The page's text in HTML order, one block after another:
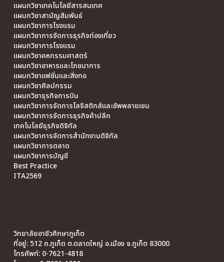
แผนกวิชาเทคโนโลยีสารสนเทศ
แผนกวิชาสามัญสัมพันธ์
แผนกวิชาการโรงแรม
แผนกวิชาการจัดการธุรกิจท่องเที่ยว
แผนกวิชาการโรงแรม
แผนกวิชาคหกรรมศาสตร์
แผนกวิชาอาหารและโภชนาการ
แผนกวิชาแฟชั่นและสิ่งทอ
แผนกวิชาศิลปกรรม
แผนกวิชาธุรกิจการบิน
แผนกวิชาการจัดการโลจิสติกส์และซัพพลายเชน
แผนกวิชาการจัดการธุรกิจค้าปลีก
เทคโนโลยีธุรกิจดิจิทัล
แผนกวิชาการจัดการสำนักงานดิจิทัล
แผนกวิชาการตลาด
แผนกวิชาการบัญชี
Best Practice
ITA2569
วิทยาลัยอาชีวศึกษาภูเก็ต
ที่อยู่: 512 ถ.ภูเก็ต ต.ตลาดใหญ่ อ.เมือง จ.ภูเก็ต 83000
โทรศัพท์: 0-7621-4818